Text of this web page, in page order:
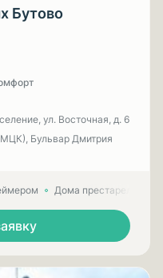
Бутово
ул. Восточная, д. 6
Бульвар Дмитрия
Дома престарелых